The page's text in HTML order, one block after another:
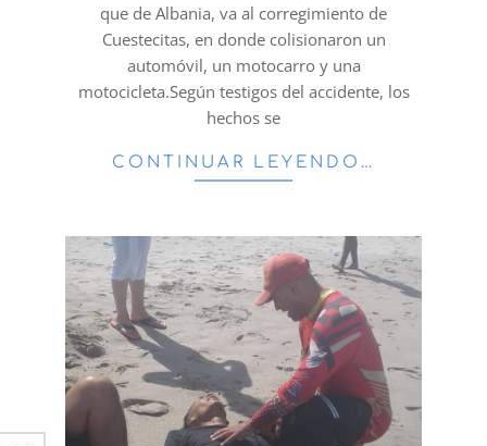
que de Albania, va al corregimiento de
Cuestecitas, en donde colisionaron un
automóvil, un motocarro y una
motocicleta.Según testigos del accidente, los
hechos se
CONTINUAR LEYENDO…